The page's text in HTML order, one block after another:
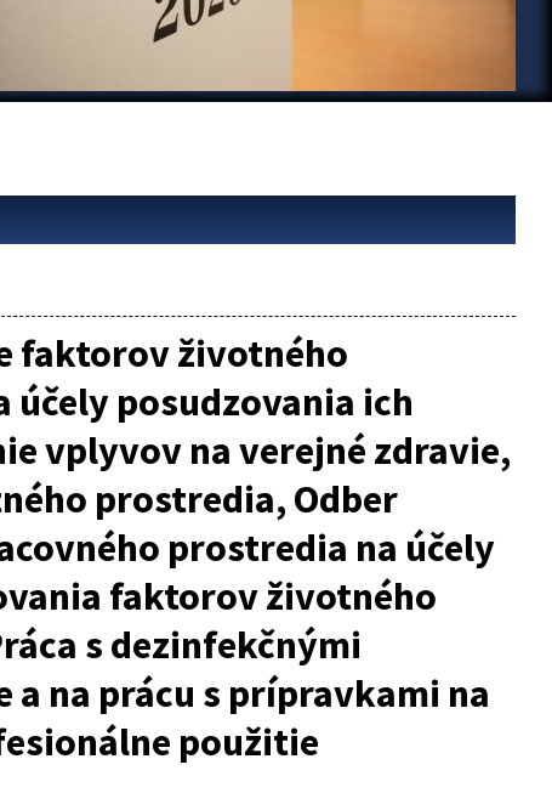
faktorov životného
posudzovania ich
vplyvov na verejné zdravie,
prostredia, Odber
prostredia na účely
faktorov životného
s dezinfekčnými
na prácu s prípravkami na
použitie